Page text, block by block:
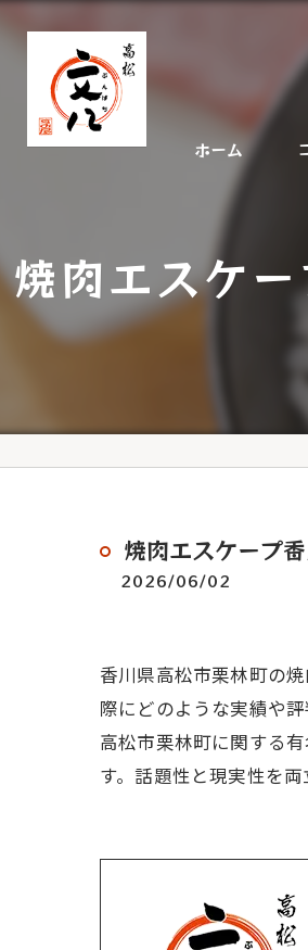
ホーム
焼肉エスケ
焼肉エスケープ
2026/06/02
香川県高松市栗林町の
際にどのような実績や
高松市栗林町に関する
す。話題性と現実性を